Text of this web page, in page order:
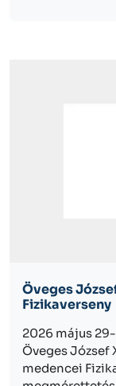
Öveges
Fizikaverseny
2026 május
Öveges József
medencei